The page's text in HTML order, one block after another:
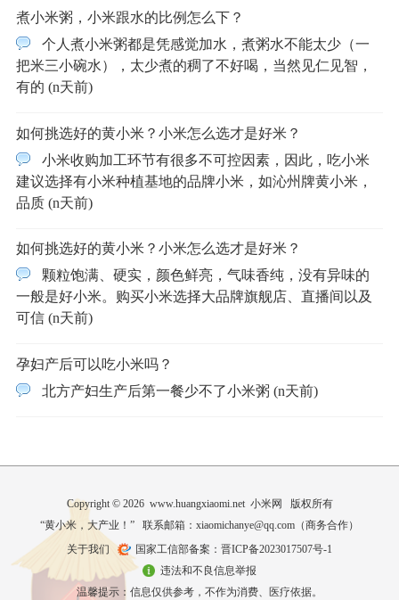
煮小米粥，小米跟水的比例怎么下？
个人煮小米粥都是凭感觉加水，煮粥水不能太少（一
把米三小碗水），太少煮的稠了不好喝，当然见仁见智，
有的 (n天前)
如何挑选好的黄小米？小米怎么选才是好米？
小米收购加工环节有很多不可控因素，因此，吃小米
建议选择有小米种植基地的品牌小米，如沁州牌黄小米，
品质 (n天前)
如何挑选好的黄小米？小米怎么选才是好米？
颗粒饱满、硬实，颜色鲜亮，气味香纯，没有异味的
一般是好小米。购买小米选择大品牌旗舰店、直播间以及
可信 (n天前)
孕妇产后可以吃小米吗？
北方产妇生产后第一餐少不了小米粥 (n天前)
Copyright © 2026 www.huangxiaomi.net 小米网 版权所有
“黄小米，大产业！” 联系邮箱：xiaomichanye@qq.com（商务合作）
关于我们
国家工信部备案：晋ICP备2023017507号-1
违法和不良信息举报
温馨提示：信息仅供参考，不作为消费、医疗依据。